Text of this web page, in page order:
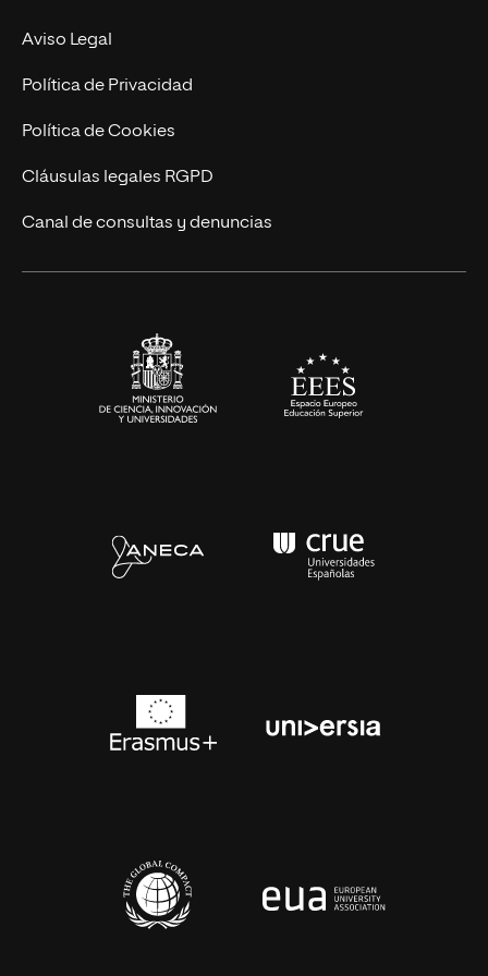
Experto Universitario
Postgrados
Cursos Universitarios
Nuestro Equipo
Trabaja en UNIR
Actualidad
UNIR Revista
Eventos
Aviso Legal
Política de Privacidad
Política de Cookies
Cláusulas legales RGPD
Canal de consultas y denuncias